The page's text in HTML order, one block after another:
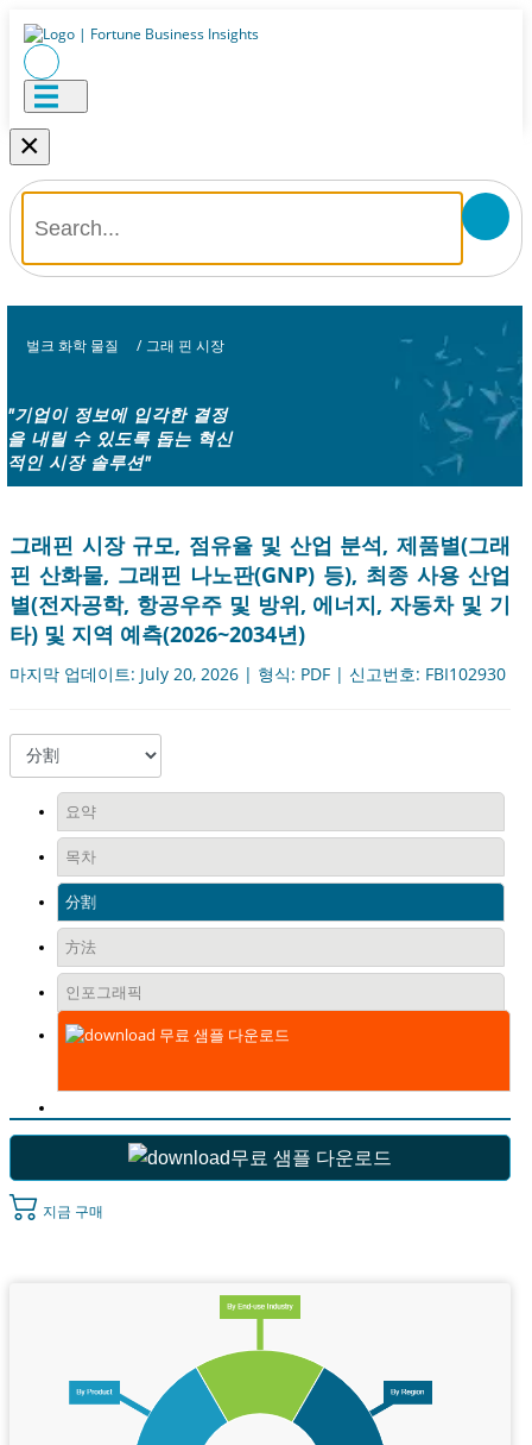
×
벌크 화학 물질 / 그래 핀 시장
"기업이 정보에 입각한 결정
을 내릴 수 있도록 돕는 혁신
적인 시장 솔루션"
그래핀 시장 규모, 점유율 및 산업 분석, 제품별(그래
핀 산화물, 그래핀 나노판(GNP) 등), 최종 사용 산업
별(전자공학, 항공우주 및 방위, 에너지, 자동차 및 기
타) 및 지역 예측(2026~2034년)
마지막 업데이트: July 20, 2026 | 형식: PDF | 신고번호: FBI102930
요약
목차
分割
方法
인포그래픽
무료 샘플 다운로드
무료 샘플 다운로드
지금 구매